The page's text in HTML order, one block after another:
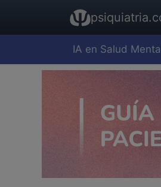
IA en Salud